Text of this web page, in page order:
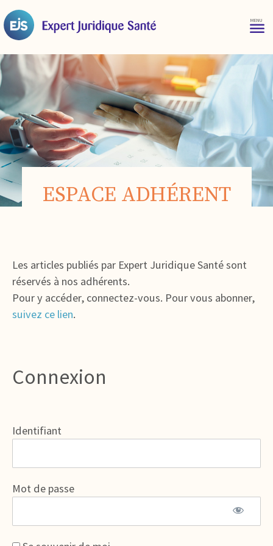
ESPACE ADHÉRENT
Les articles publiés par Expert Juridique Santé sont
réservés à nos adhérents.
Pour y accéder, connectez-vous. Pour vous abonner,
suivez ce lien.
Connexion
Identifiant
Mot de passe